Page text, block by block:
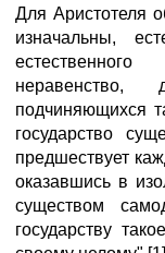
Для Аристотеля
изначальны,
подчиняющихся
государство
предшествует
оказавшись в
существом
государству